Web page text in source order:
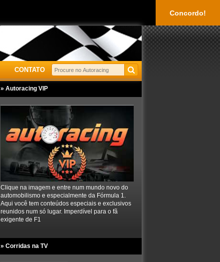
Concordo!
CONTATO
» Autoracing VIP
Clique na imagem e entre num mundo novo do
automobilismo e especialmente da Fórmula 1.
Aqui você tem conteúdos especiais e exclusivos
reunidos num só lugar. Imperdível para o fã
exigente de F1
» Corridas na TV